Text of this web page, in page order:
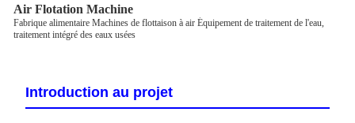
Air Flotation Machine
Fabrique alimentaire Machines de flottaison à air Équipement de traitement de l'eau,
traitement intégré des eaux usées
Introduction au projet